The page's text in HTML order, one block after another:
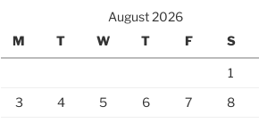
August 2026
M
T W T F S
1
3
4 5 6 7 8